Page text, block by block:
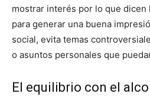
mostrar interés por lo que dicen
para generar una buena
social, evita temas
o asuntos personales que
El equilibrio con el